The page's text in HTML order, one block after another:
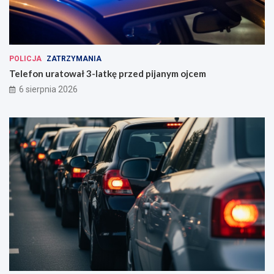
POLICJA ZATRZYMANIA
Telefon uratował 3-latkę przed pijanym ojcem
6 sierpnia 2026